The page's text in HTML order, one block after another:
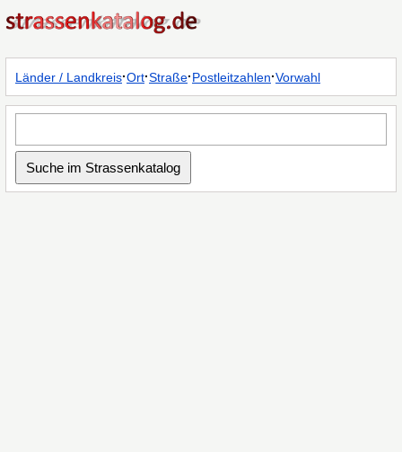
Länder / Landkreis·Ort·Straße·Postleitzahlen·Vorwahl